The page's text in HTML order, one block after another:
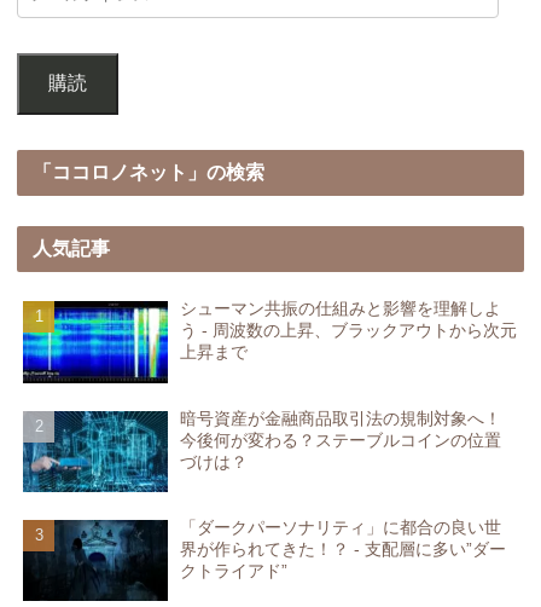
購読
「ココロノネット」の検索
人気記事
シューマン共振の仕組みと影響を理解しよ
う - 周波数の上昇、ブラックアウトから次元
上昇まで
暗号資産が金融商品取引法の規制対象へ！
今後何が変わる？ステーブルコインの位置
づけは？
「ダークパーソナリティ」に都合の良い世
界が作られてきた！？ - 支配層に多い”ダー
クトライアド”